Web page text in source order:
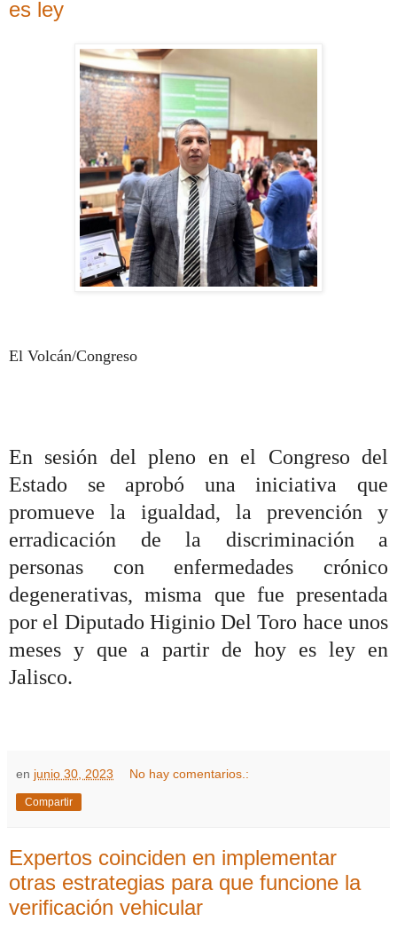
es ley
El Volcán/Congreso
En sesión del pleno en el Congreso del
Estado se aprobó una iniciativa que
promueve la igualdad, la prevención y
erradicación de la discriminación a
personas con enfermedades crónico
degenerativas, misma que fue presentada
por el Diputado Higinio Del Toro hace unos
meses y que a partir de hoy es ley en
Jalisco.
en junio 30, 2023 No hay comentarios.:
Compartir
Expertos coinciden en implementar
otras estrategias para que funcione la
verificación vehicular